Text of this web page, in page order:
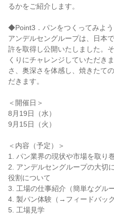
るかをご紹介します。
◆Point3．パンをつくってみよう
アンデルセングループは、日本
許を取得し公開いたしました。
くりにチャレンジしていただき
さ、奥深さを体感し、焼きたて
だきます。
＜開催日＞
8月19日（水）
9月15日（火）
＜内容（予定）＞
1. パン業界の現状や市場を取り
2. アンデルセングループの大切
役割について
3. 工場の仕事紹介（簡単なグル
4. 製パン体験（→フィードバック
5. 工場見学